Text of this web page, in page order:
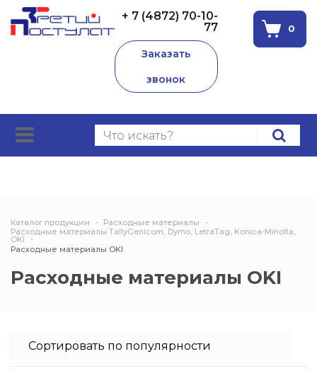
+ 7 (4872) 70-10-
77
Заказать
звонок
0
Каталог продукции
Расходные материалы
Расходные материалы TallyGenicom, Dymo, LetraTag, Konica-Minolta,
OKI
Расходные материалы OKI
Расходные материалы OKI